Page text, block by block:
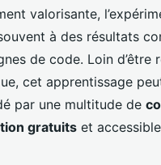
valorisante,
à des résultats
de code. Loin d’être
cet apprentissage
par une multitude de
gratuits et